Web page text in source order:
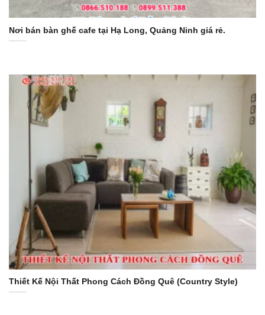
Nơi bán bàn ghế cafe tại Hạ Long, Quảng Ninh giá rẻ.
Thiết Kế Nội Thất Phong Cách Đồng Quê (Country Style)